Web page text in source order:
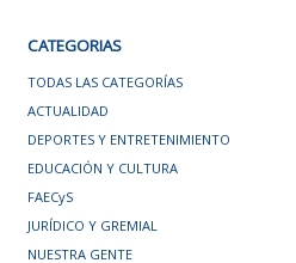
CATEGORIAS
TODAS LAS CATEGORÍAS
ACTUALIDAD
DEPORTES Y ENTRETENIMIENTO
EDUCACIÓN Y CULTURA
FAECyS
JURÍDICO Y GREMIAL
NUESTRA GENTE